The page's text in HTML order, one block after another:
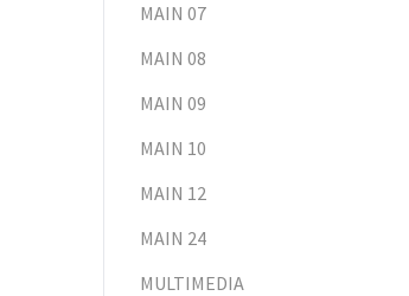
MAIN 07
MAIN 08
MAIN 09
MAIN 10
MAIN 12
MAIN 24
MULTIMEDIA